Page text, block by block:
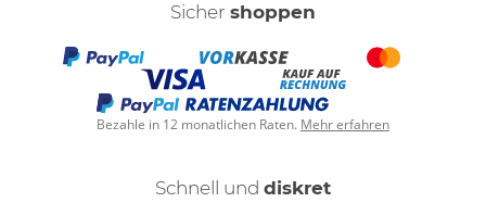
Sicher shoppen
Bezahle in 12 monatlichen Raten. Mehr erfahren
Schnell und diskret